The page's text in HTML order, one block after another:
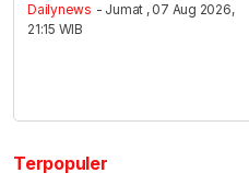
Dailynews - Jumat , 07 Aug 2026,
21:15 WIB
Terpopuler